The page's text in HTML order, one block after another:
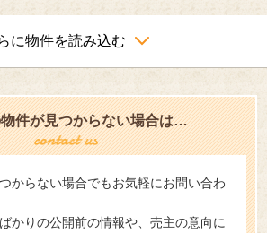
に物件を読み込む
件が見つからない場合は…
からない場合でもお気軽にお問い合わ
かりの公開前の情報や、売主の意向に